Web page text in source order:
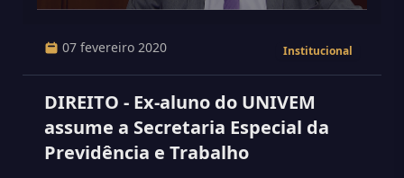
07 fevereiro 2020 Institucional
DIREITO - Ex-aluno do UNIVEM
assume a Secretaria Especial da
Previdência e Trabalho